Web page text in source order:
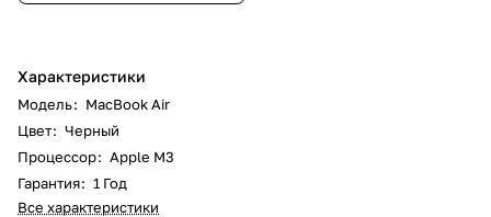
Характеристики
Модель: MacBook Air
Цвет: Черный
Процессор: Apple M3
Гарантия: 1 Год
Все характеристики